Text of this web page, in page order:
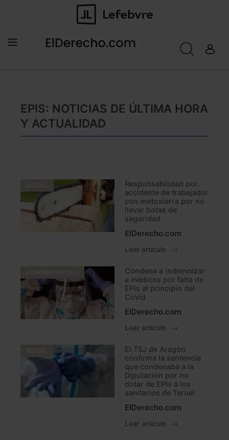
EPIS: NOTICIAS DE ÚLTIMA HORA
Y ACTUALIDAD
Responsabilidad por
accidente de trabajador
con motosierra por no
llevar botas de
seguridad
ElDerecho.com
Leer artículo
Condena a indemnizar
a médicos por falta de
EPis al principio del
Covid
ElDerecho.com
Leer artículo
El TSJ de Aragón
confirma la sentencia
que condenaba a la
Diputación por no
dotar de EPIs a los
sanitarios de Teruel
ElDerecho.com
Leer artículo